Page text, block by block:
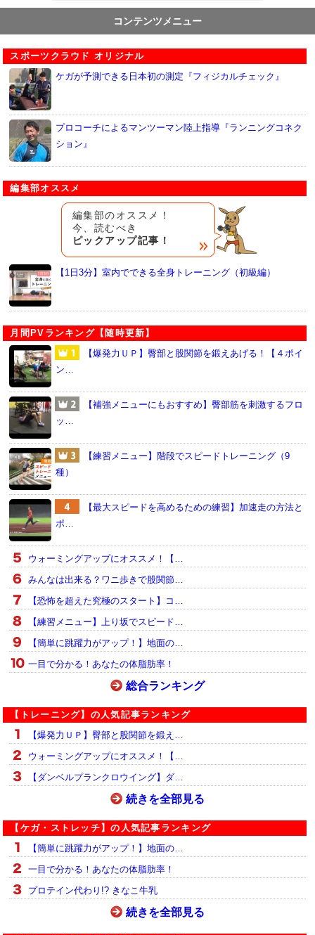
コンテンツメニュー
スポーツクラウド オリジナル
ケガが予測できる日本初の測定『フィジカルチェック』
プロコーチによるマンツーマン陸上指導『ランニングコネク
ション』
編集部オススメ
編集部のオススメ！
今、読むべき
ピックアップ記事！
【1日3分】室内でできる全身トレーニング（初級編）
月間PVランキング【随時更新】
【爆発力ＵＰ】臀部と股関節を鍛えあげる！【４ポイ
ン…
【補強メニューにもおすすめ】臀部筋を刺激するフロ
ッ…
【練習メニュー】階段でスピードトレーニング（9
種）
【最大スピードを高めるための練習】加速走の方法と
ポ…
ウォーミングアップにオススメ！【…
みんなは出来る？ワニ歩きで股関節…
【恐怖を超えた究極のスタート】コ…
【練習メニュー】上り坂でスピード…
【簡単に跳躍力がアップ！】地面の…
一目で分かる！あなたの体脂肪率！
総合ランキング
【トレーニング】の人気記事ランキング
【爆発力ＵＰ】臀部と股関節を鍛え…
ウォーミングアップにオススメ！【…
【ダンベルプランクロウイング】ダ…
続きを全部見る
【ケガ・ストレッチ】の人気記事ランキング
【簡単に跳躍力がアップ！】地面の…
一目で分かる！あなたの体脂肪率！
プロテイン代わり!? きなこ牛乳
続きを全部見る